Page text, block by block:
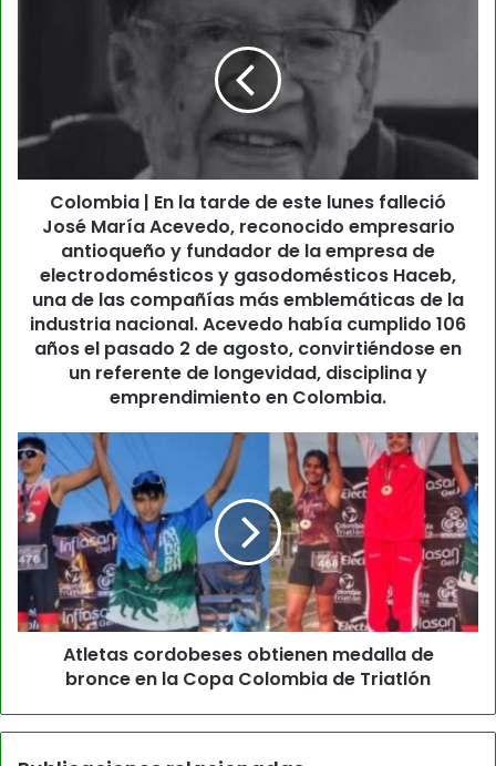
Colombia | En la tarde de este lunes falleció
José María Acevedo, reconocido empresario
antioqueño y fundador de la empresa de
electrodomésticos y gasodomésticos Haceb,
una de las compañías más emblemáticas de la
industria nacional. Acevedo había cumplido 106
años el pasado 2 de agosto, convirtiéndose en
un referente de longevidad, disciplina y
emprendimiento en Colombia.
Atletas cordobeses obtienen medalla de
bronce en la Copa Colombia de Triatlón